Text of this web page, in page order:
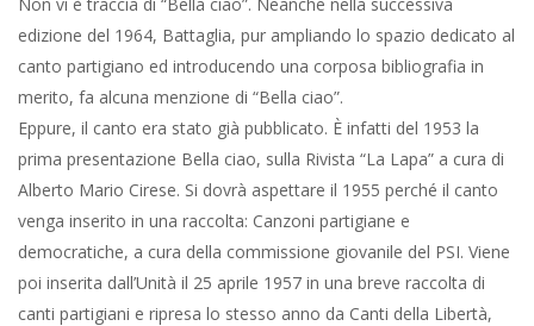
edizione del 1964, Battaglia, pur ampliando lo spazio dedicato al
canto partigiano ed introducendo una corposa bibliografia in
merito, fa alcuna menzione di “Bella ciao”.
Eppure, il canto era stato già pubblicato. È infatti del 1953 la
prima presentazione Bella ciao, sulla Rivista “La Lapa” a cura di
Alberto Mario Cirese. Si dovrà aspettare il 1955 perché il canto
venga inserito in una raccolta: Canzoni partigiane e
democratiche, a cura della commissione giovanile del PSI. Viene
poi inserita dall’Unità il 25 aprile 1957 in una breve raccolta di
canti partigiani e ripresa lo stesso anno da Canti della Libertà,